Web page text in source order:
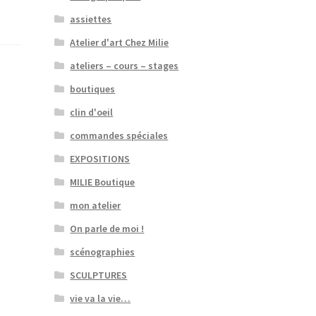
assiettes
Atelier d'art Chez Milie
ateliers – cours – stages
boutiques
clin d'oeil
commandes spéciales
EXPOSITIONS
MILIE Boutique
mon atelier
On parle de moi !
scénographies
SCULPTURES
vie va la vie…